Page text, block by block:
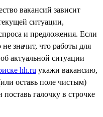
вакансий зависит
ситуации,
и предложения. Если
значит, что работы для
актуальной ситуации
hh.ru укажи вакансию,
оставь поле чистым)
галочку в строчке